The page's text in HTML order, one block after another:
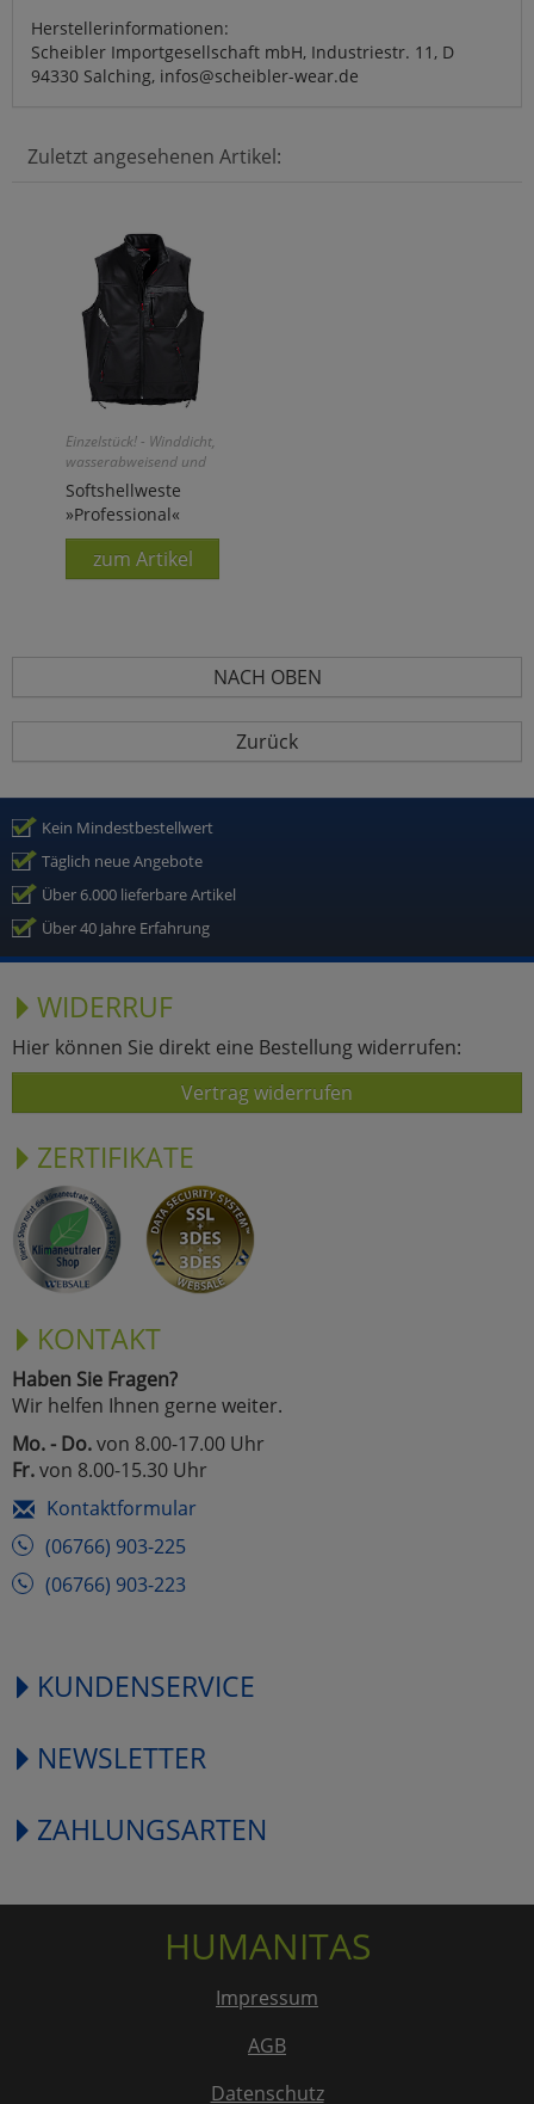
Herstellerinformationen:
Scheibler Importgesellschaft mbH, Industriestr. 11, D
94330 Salching, infos@scheibler-wear.de
Zuletzt angesehenen Artikel:
Einzelstück! - Winddicht,
wasserabweisend und
atmungsaktiv!
Softshellweste
»Professional«
zum Artikel
NACH OBEN
Zurück
Kein Mindestbestellwert
Täglich neue Angebote
Über 6.000 lieferbare Artikel
Über 40 Jahre Erfahrung
WIDERRUF
Hier können Sie direkt eine Bestellung widerrufen:
Vertrag widerrufen
ZERTIFIKATE
KONTAKT
Haben Sie Fragen?
Wir helfen Ihnen gerne weiter.
Mo. - Do.von 8.00-17.00 Uhr
Fr.von 8.00-15.30 Uhr
Kontaktformular
(06766) 903-225
(06766) 903-223
KUNDENSERVICE
NEWSLETTER
ZAHLUNGSARTEN
HUMANITAS
Impressum
AGB
Datenschutz